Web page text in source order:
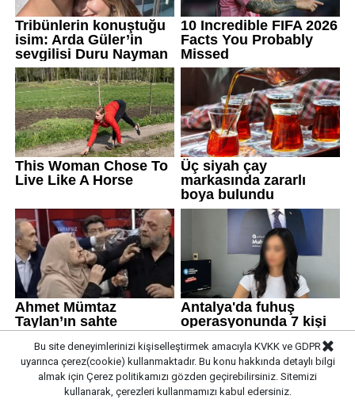
Bu site deneyimlerinizi kişiselleştirmek amacıyla KVKK ve GDPR
uyarınca çerez(cookie) kullanmaktadır. Bu konu hakkında detaylı bilgi
almak için Çerez politikamızı gözden geçirebilirsiniz. Sitemizi
kullanarak, çerezleri kullanmamızı kabul edersiniz.